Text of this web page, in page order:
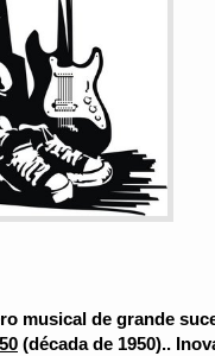
musical de grande
(década de 1950)..